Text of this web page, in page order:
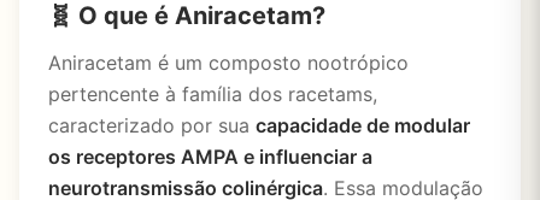
🧬 O que é Aniracetam?
Aniracetam é um composto nootrópico
pertencente à família dos racetams,
caracterizado por sua capacidade de modular
os receptores AMPA e influenciar a
neurotransmissão colinérgica. Essa modulação